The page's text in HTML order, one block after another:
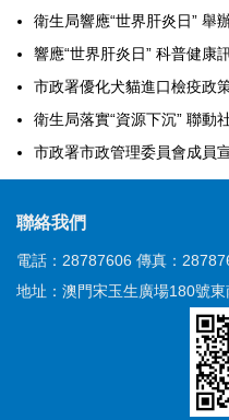
衛生局響應“世界肝炎日” 舉
市政署優化犬貓進口檢疫政
市政署市政管理委員會成員
聯絡我們
電話：28787606 傳真：
地址：澳門宋玉生廣場180號